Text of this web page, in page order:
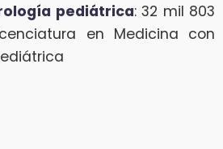
pediátrica: 32 mil 803
en Medicina con